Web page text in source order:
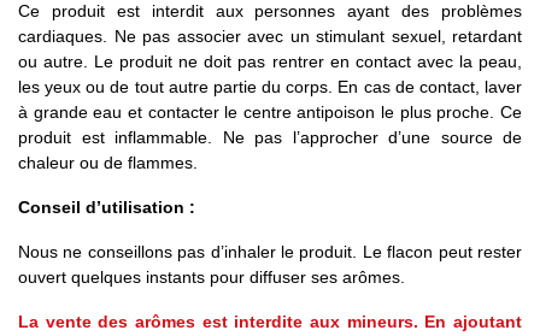
Ce produit est interdit aux personnes ayant des problèmes
cardiaques. Ne pas associer avec un stimulant sexuel, retardant
ou autre. Le produit ne doit pas rentrer en contact avec la peau,
les yeux ou de tout autre partie du corps. En cas de contact, laver
à grande eau et contacter le centre antipoison le plus proche. Ce
produit est inflammable. Ne pas l’approcher d’une source de
chaleur ou de flammes.
Conseil d’utilisation :
Nous ne conseillons pas d’inhaler le produit. Le flacon peut rester
ouvert quelques instants pour diffuser ses arômes.
La vente des arômes est interdite aux mineurs. En ajoutant